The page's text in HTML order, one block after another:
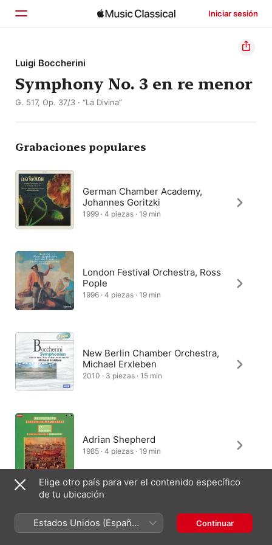
Iniciar sesión
Inicio
Explorar
Luigi Boccherini
Symphony No. 3 en re menor
G. 517, Op. 37/3 · “La Divina”
Grabaciones populares
German Chamber Academy,
Johannes Goritzki
1999 · 4 piezas · 19 min
London Festival Orchestra, Ross
Pople
1996 · 4 piezas · 19 min
New Berlin Chamber Orchestra,
Michael Erxleben
2010 · 3 piezas · 15 min
Adrian Shepherd
1985 · 4 piezas · 19 min
Academia Montis Regalis, Luigi
Mangiocavallo
Elige otro país para ver el contenido específico
de tu ubicación
Estados Unidos (Español
México)
Continuar